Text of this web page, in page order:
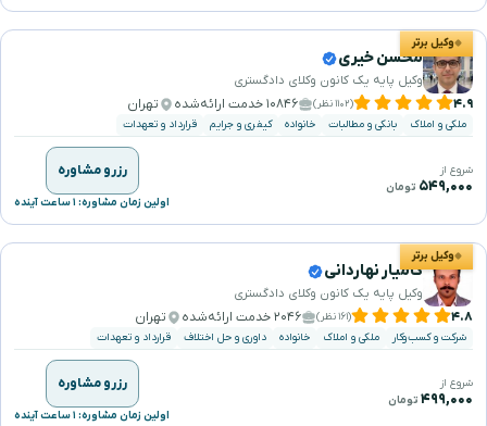
وکیل برتر
محسن خیری
وکیل پایه یک کانون وکلای دادگستری
۴.۹ (۱۱۰۲ نظر) ۱۰۸۴۶ خدمت ارائه‌شده تهران
ملکی و املاک بانکی و مطالبات خانواده کیفری و جرایم قرارداد و تعهدات
شروع از
۵۴۹,۰۰۰ تومان
رزرو مشاوره
اولین زمان مشاوره: ۱ ساعت آینده
وکیل برتر
کامیار نهاردانی
وکیل پایه یک کانون وکلای دادگستری
۴.۸ (۱۶۱ نظر) ۲۰۴۶ خدمت ارائه‌شده تهران
شرکت و کسب‌وکار ملکی و املاک خانواده داوری و حل اختلاف قرارداد و تعهدات
شروع از
۴۹۹,۰۰۰ تومان
رزرو مشاوره
اولین زمان مشاوره: ۱ ساعت آینده